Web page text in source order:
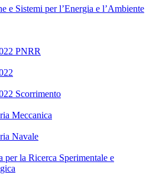
e Sistemi per l’Energia e l’Ambiente
PNRR
Scorrimento
Meccanica
Navale
per la Ricerca Sperimentale e